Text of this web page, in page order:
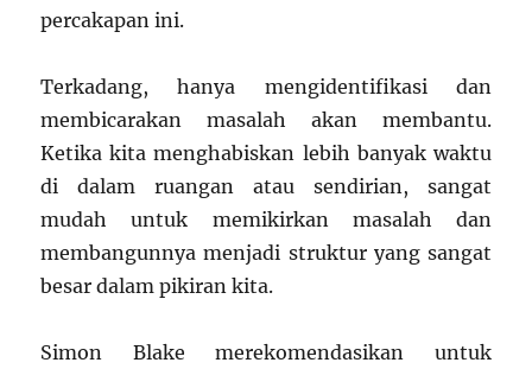
percakapan ini.
Terkadang, hanya mengidentifikasi dan
membicarakan masalah akan membantu.
Ketika kita menghabiskan lebih banyak waktu
di dalam ruangan atau sendirian, sangat
mudah untuk memikirkan masalah dan
membangunnya menjadi struktur yang sangat
besar dalam pikiran kita.
Simon Blake merekomendasikan untuk